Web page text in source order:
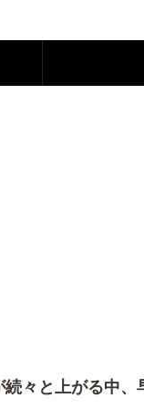
々と上がる中